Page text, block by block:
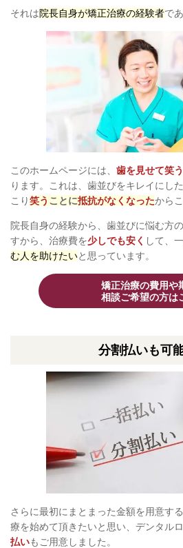
それは院長自身が矯正治療の経験者で
このホームページには、 歯を見せて笑う
ります。これは、歯並びをキレイにし
こり笑う ことに抵抗がなくなったから
院長自身の経験から、歯並びに悩む方
すから、治療費を少しでも安く して、
む人を助けたいと思っています。
矯正治療の費用や
相談ご希望の方は
分割払いも可
さらに最初にまとまった金額を用意す
療を始めて頂きたいと思い、デンタル
払いもご用意しました。